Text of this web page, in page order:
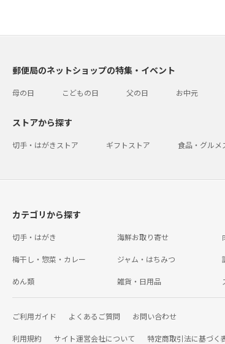
郵便局のネットショップの特集・イベント
母の日 こどもの日 父の日 お中元
ストアから探す
切手・はがきストア ギフトストア 食品・グルメ
カテゴリから探す
切手・はがき 海鮮お取り寄せ
梅干し・惣菜・カレー ジャム・はちみつ
めん類 雑貨・日用品
ご利用ガイド よくあるご質問 お問い合わせ
利用規約 サイト運営会社について 特定商取引法に基づく